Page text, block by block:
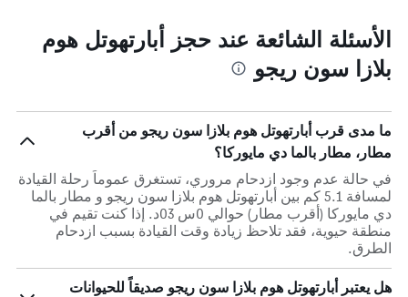
الأسئلة الشائعة عند حجز أبارتهوتل هوم
بلازا سون ريجو
ما مدى قرب أبارتهوتل هوم بلازا سون ريجو من أقرب
مطار، مطار بالما دي مايوركا؟
في حالة عدم وجود ازدحام مروري، تستغرق عموماً رحلة القيادة
لمسافة 5.1 كم بين أبارتهوتل هوم بلازا سون ريجو و مطار بالما
دي مايوركا (أقرب مطار) حوالي 0س 03د. إذا كنت تقيم في
منطقة حيوية، فقد تلاحظ زيادة وقت القيادة بسبب ازدحام
الطرق.
هل يعتبر أبارتهوتل هوم بلازا سون ريجو صديقاً للحيوانات